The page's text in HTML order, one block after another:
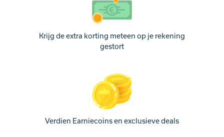
Krijg de extra korting meteen op je rekening
gestort
Verdien Earniecoins en exclusieve deals